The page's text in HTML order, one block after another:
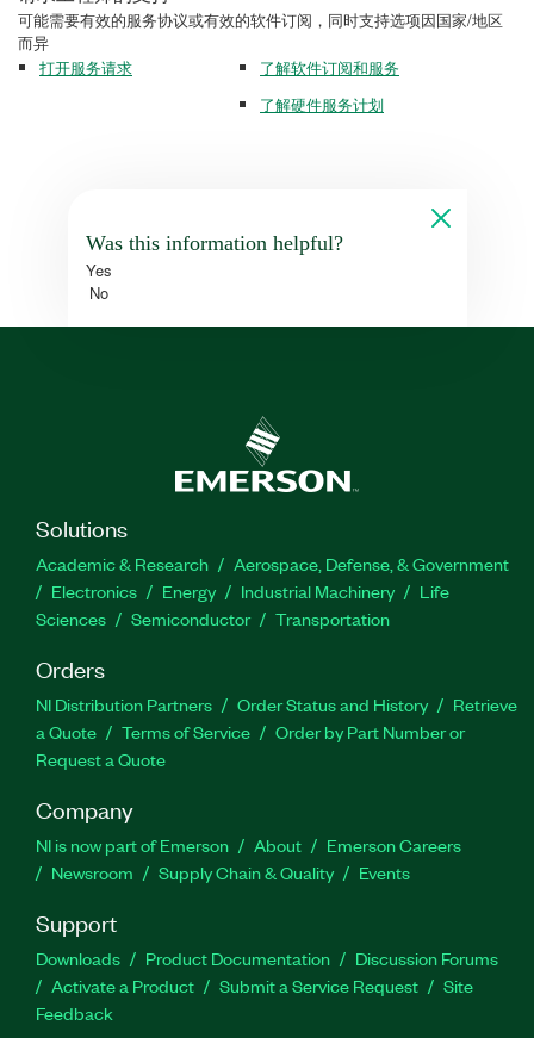
可能需要有效的服务协议或有效的软件订阅，同时支持选项因国家/地区
而异
打开服务请求
了解软件订阅和服务
了解硬件服务计划
Was this information helpful?
Yes
No
Solutions
Academic & Research
Aerospace, Defense, & Government
Electronics
Energy Industrial Machinery
Life
Sciences
Semiconductor Transportation
Orders
NI Distribution Partners Order Status and History
Retrieve
a Quote
Terms of Service
Order by Part Number or
Request a Quote
Company
NI is now part of Emerson About
Emerson Careers
Newsroom
Supply Chain & Quality Events
Support
Downloads Product Documentation
Discussion Forums
Activate a Product
Submit a Service Request
Site
Feedback